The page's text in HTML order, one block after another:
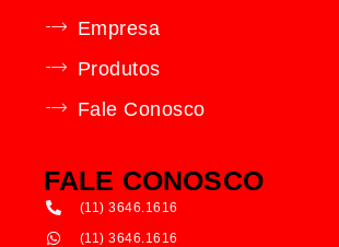
Empresa
Produtos
Fale Conosco
FALE CONOSCO
(11) 3646.1616
(11) 3646.1616